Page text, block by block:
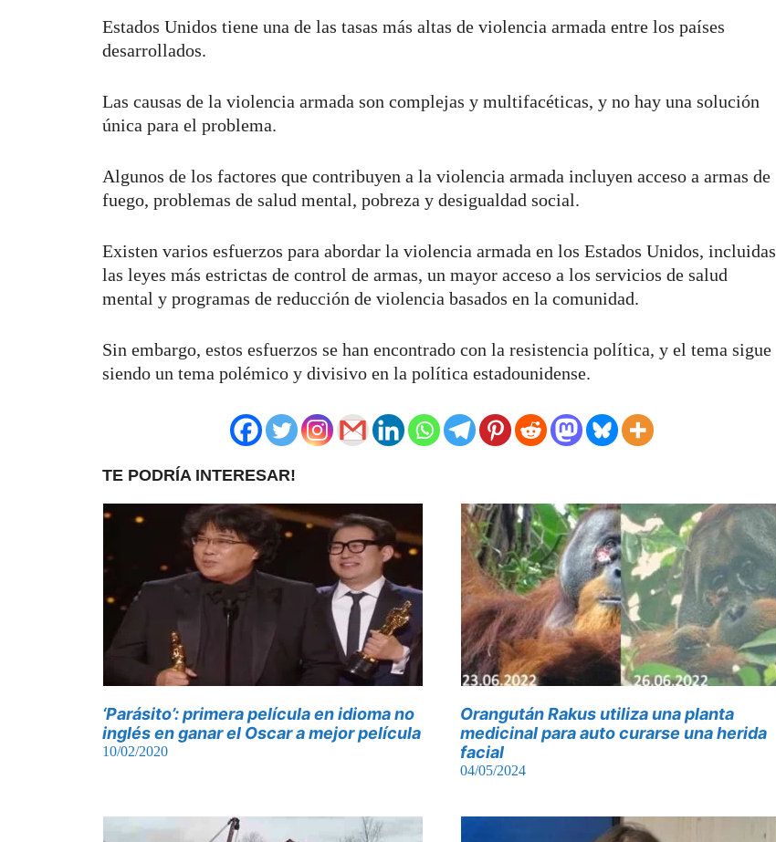
Estados Unidos tiene una de las tasas más altas de violencia armada entre los países
desarrollados.
Las causas de la violencia armada son complejas y multifacéticas, y no hay una solución
única para el problema.
Algunos de los factores que contribuyen a la violencia armada incluyen acceso a armas de
fuego, problemas de salud mental, pobreza y desigualdad social.
Existen varios esfuerzos para abordar la violencia armada en los Estados Unidos, incluidas
las leyes más estrictas de control de armas, un mayor acceso a los servicios de salud
mental y programas de reducción de violencia basados en la comunidad.
Sin embargo, estos esfuerzos se han encontrado con la resistencia política, y el tema sigue
siendo un tema polémico y divisivo en la política estadounidense.
TE PODRÍA INTERESAR!
‘Parásito’: primera película en idioma no
inglés en ganar el Oscar a mejor película
10/02/2020
Orangután Rakus utiliza una planta
medicinal para auto curarse una herida
facial
04/05/2024